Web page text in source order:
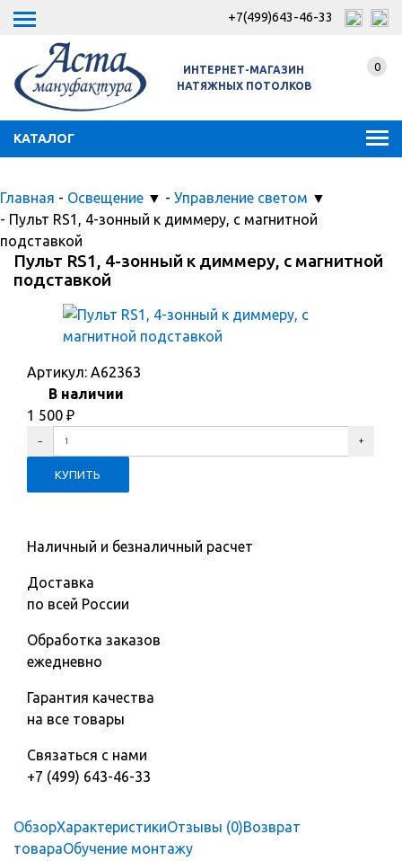
+7(499)643-46-33
ИНТЕРНЕТ-МАГАЗИН
НАТЯЖНЫХ ПОТОЛКОВ
КАТАЛОГ
0
Главная - Освещение ▼ - Управление светом ▼
- Пульт RS1, 4-зонный к диммеру, с магнитной
подставкой
Пульт RS1, 4-зонный к диммеру, с магнитной
подставкой
Артикул: A62363
В наличии
1 500 ₽
Наличный и безналичный расчет
Доставка
по всей России
Обработка заказов
ежедневно
Гарантия качества
на все товары
Связаться с нами
+7 (499) 643-46-33
ОбзорХарактеристикиОтзывы (0)Возврат
товараОбучение монтажу